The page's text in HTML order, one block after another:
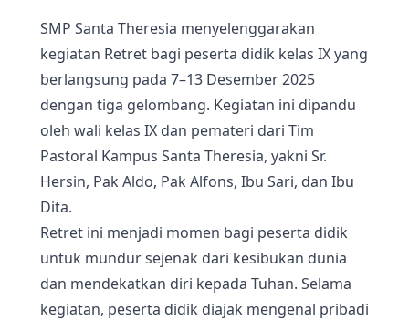
SMP Santa Theresia menyelenggarakan
kegiatan Retret bagi peserta didik kelas IX yang
berlangsung pada 7–13 Desember 2025
dengan tiga gelombang. Kegiatan ini dipandu
oleh wali kelas IX dan pemateri dari Tim
Pastoral Kampus Santa Theresia, yakni Sr.
Hersin, Pak Aldo, Pak Alfons, Ibu Sari, dan Ibu
Dita.
Retret ini menjadi momen bagi peserta didik
untuk mundur sejenak dari kesibukan dunia
dan mendekatkan diri kepada Tuhan. Selama
kegiatan, peserta didik diajak mengenal pribadi